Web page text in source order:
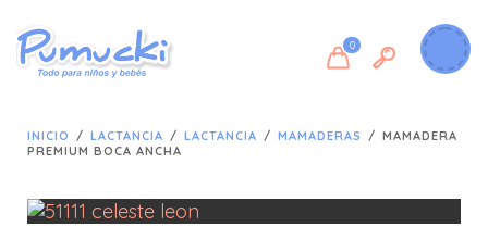
0
INICIO / LACTANCIA / LACTANCIA / MAMADERAS / MAMADERA
PREMIUM BOCA ANCHA